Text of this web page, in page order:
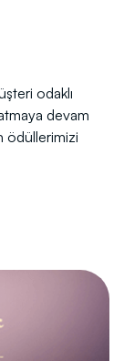
odaklı
devam
ödüllerimizi